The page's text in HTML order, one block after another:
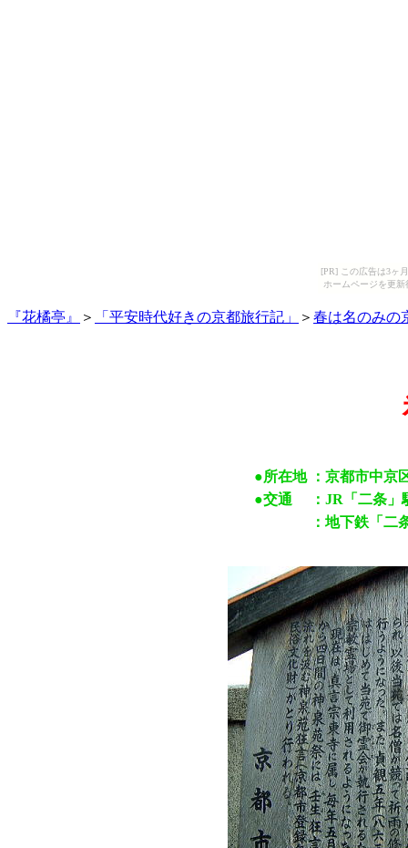
[PR] この広告は3ヶ
ホームページを更
『花橘亭』 ＞ 「平安時代好きの京都旅行記」 ＞ 春は名のみの
●所在地
：京都市中京
●交通
：JR「二条
：地下鉄「